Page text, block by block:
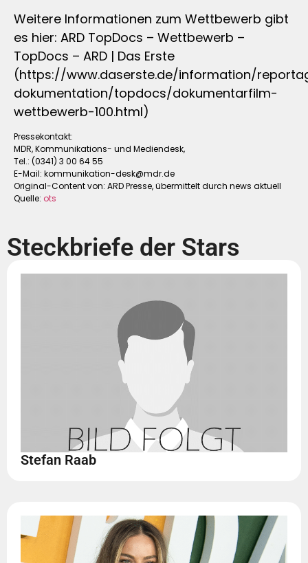
Weitere Informationen zum Wettbewerb gibt
es hier: ARD TopDocs – Wettbewerb –
TopDocs – ARD | Das Erste
(https://www.daserste.de/information/
dokumentation/topdocs/dokumentarfilm-
wettbewerb-100.html)
Pressekontakt:
MDR, Kommunikations- und Mediendesk,
Tel.: (0341) 3 00 64 55
E-Mail: kommunikation-desk@mdr.de
Original-Content von: ARD Presse, übermittelt durch news aktuell
Quelle: ots
Steckbriefe der Stars
Stefan Raab